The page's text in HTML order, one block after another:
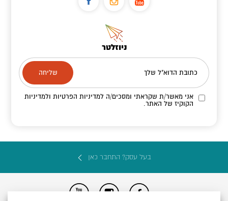
ניוזלטר
כתובת הדוא"ל שלך
אני מאשר/ת שקראתי ומסכים/הלמדיניות הפרטיות ולמדיניות
הקוקיז של האתר.
בעל עסק? התחבר כאן